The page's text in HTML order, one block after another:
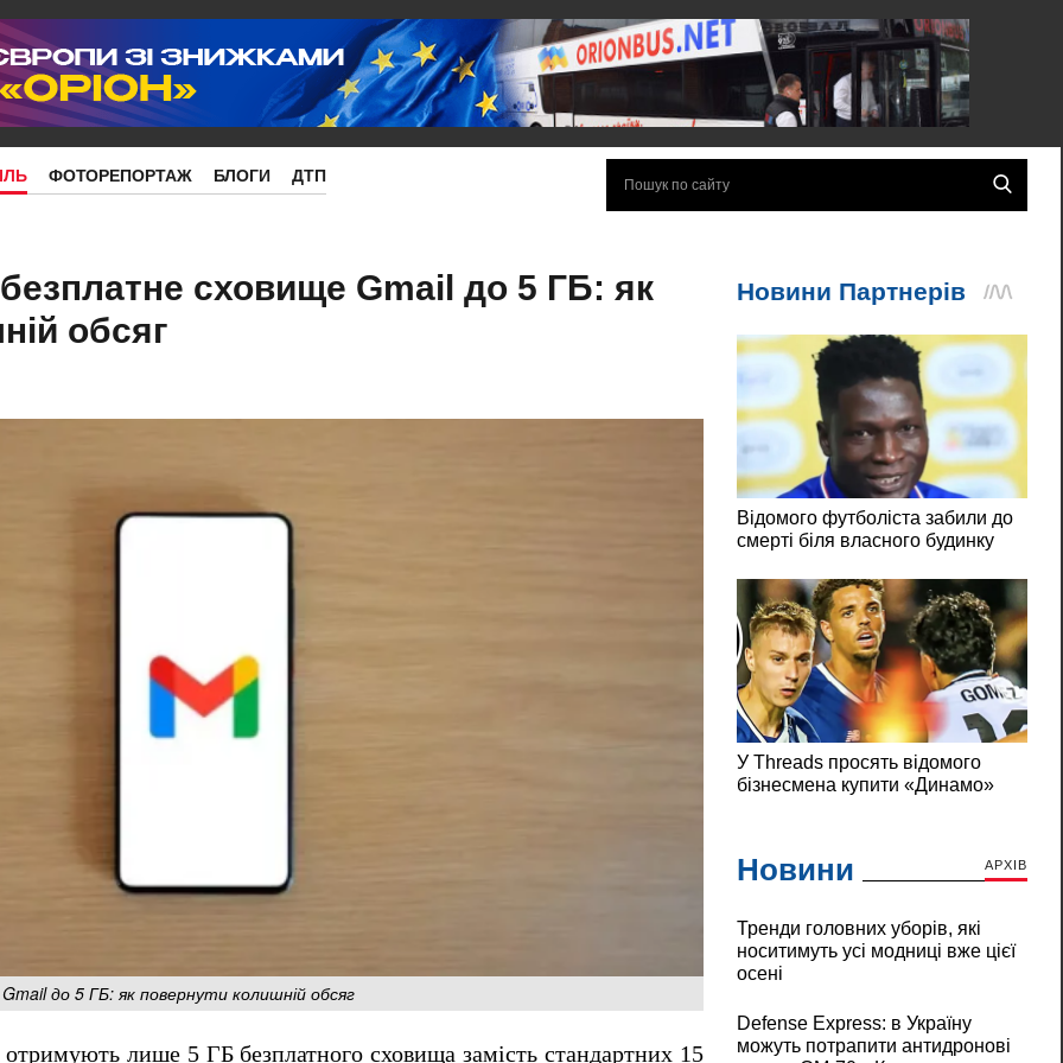
ФОТОРЕПОРТАЖ БЛОГИ ДТП
сховище Gmail до 5 ГБ: як
обсяг
до 5 ГБ: як повернути колишній обсяг
отримують лише 5 ГБ безплатного сховища замість стандартних 15
Новини АРХІВ
Тренди головних уборів, які
носитимуть усі модниці вже цієї
осені
Defense Express: в Україну
можуть потрапити антидронові